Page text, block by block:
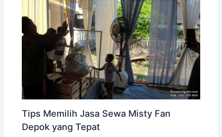
Tips Memilih Jasa Sewa Misty Fan
Depok yang Tepat